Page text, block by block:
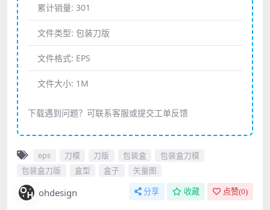
累计销量: 301
文件类型: 包装刀版
文件格式: EPS
文件大小: 1M
下载遇到问题？可联系客服或提交工单反馈
eps 刀模 刀版 包装盒
包装盒刀模
包装盒刀版
盒型 盒子 矢量图
ohdesign 分享 收藏 点赞(0)